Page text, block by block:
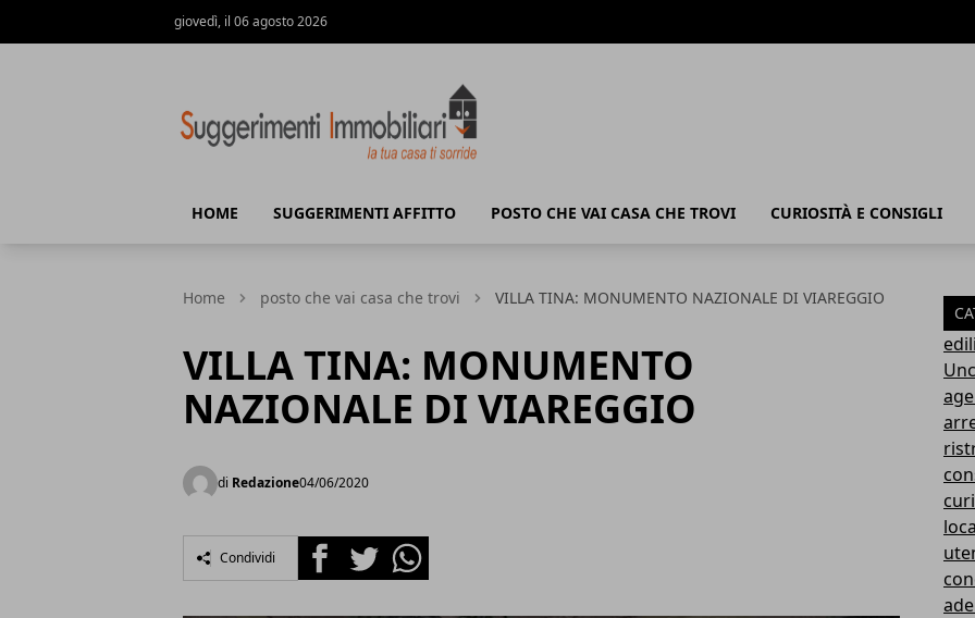
giovedì, il 06 agosto 2026
HOME SUGGERIMENTI AFFITTO POSTO CHE VAI CASA CHE TROVI CURIOSITÀ E CONSIGLI
Home posto che vai casa che trovi VILLA TINA: MONUMENTO NAZIONALE DI VIAREGGIO
VILLA TINA: MONUMENTO
NAZIONALE DI VIAREGGIO
di Redazione04/06/2020
Condividi FacebookTwitterWhatsapp